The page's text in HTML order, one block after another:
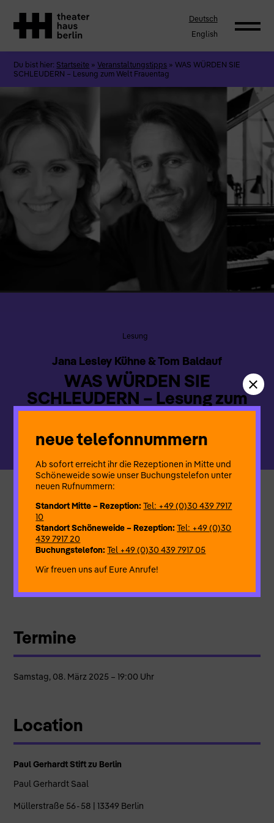
Deutsch
English
Du bist hier: Startseite »Veranstaltungstipps »WAS WÜRDEN SIE
SCHLEUDERN – Lesung zum Welt Frauentag
Lesung
Jana Lesley Kühne & Tom Baldauf
WAS WÜRDEN SIE
SCHLEUDERN – Lesung zum
Welt Frauentag
Unter dem Motto „Was würden Sie schleudern?“ werden von
Jana Lesley Kühne und Tom Baldauf Texte von Lyriker:innen
und Autor:innen präsentiert, die sich mit den Themen
Hoffnung, Feuer, Gerechtigkeit, Tod, Liebe, Vergänglichkeit und
Freundschaft auseinandersetzen.
Begleitet wird die Lesung von Stefan Graser am Flügel.
Die Auswahl der Texte umfasst verschiedene Epochen und
Termine
Samstag, 08. März 2025 – 19:00 Uhr
Location
Paul Gerhardt Stift zu Berlin
Paul Gerhardt Saal
Müllerstraße 56 - 58 | 13349 Berlin
neue telefonnummern
Ab sofort erreicht ihr die Rezeptionen in Mitte und
Schöneweide sowie unser Buchungstelefon unter
neuen Rufnummern:
Standort Mitte – Rezeption:Tel: +49 (0)30 439 7917
10
Standort Schöneweide – Rezeption:Tel: +49 (0)30
439 7917 20
Buchungstelefon:Tel +49 (0)30 439 7917 05
Wir freuen uns auf Eure Anrufe!